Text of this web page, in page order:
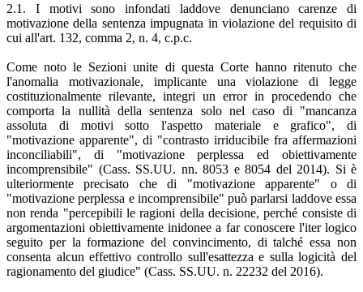
2.1. I motivi sono infondati laddove denunciano carenze di
motivazione della sentenza impugnata in violazione del requisito di
cui all'art. 132, comma 2, n. 4, c.p.c.
Come noto le Sezioni unite di questa Corte hanno ritenuto che
l'anomalia motivazionale, implicante una violazione di legge
costituzionalmente rilevante, integri un error in procedendo che
comporta la nullità della sentenza solo nel caso di "mancanza
assoluta di motivi sotto l'aspetto materiale e grafico", di
"motivazione apparente", di "contrasto irriducibile fra affermazioni
inconciliabili", di "motivazione perplessa ed obiettivamente
incomprensibile" (Cass. SS.UU. nn. 8053 e 8054 del 2014). Si è
ulteriormente precisato che di "motivazione apparente" o di
"motivazione perplessa e incomprensibile" può parlarsi laddove essa
non renda "percepibili le ragioni della decisione, perché consiste di
argomentazioni obiettivamente inidonee a far conoscere l'iter logico
seguito per la formazione del convincimento, di talché essa non
consenta alcun effettivo controllo sull'esattezza e sulla logicità del
ragionamento del giudice" (Cass. SS.UU. n. 22232 del 2016).